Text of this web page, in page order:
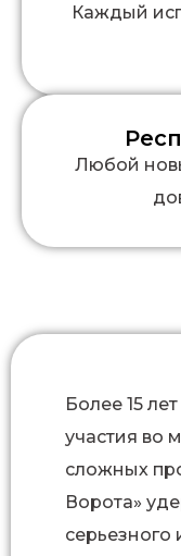
Каждый
Любой
Более 15
участия во
сложных
Ворота»